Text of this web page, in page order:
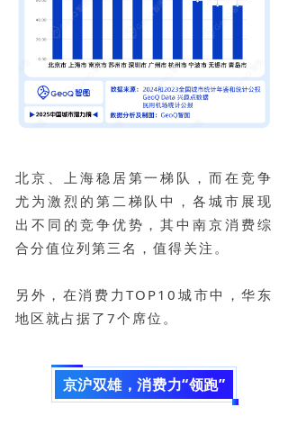
北京、上海稳居第一梯队，而在竞争
尤为激烈的第二梯队中，各城市展现
出不同的竞争优势，其中南京消费综
合分值位列第三名，值得关注。
另外，在消费力TOP10城市中，华东
地区就占据了7个席位。
京沪双雄，消费力“领跑”